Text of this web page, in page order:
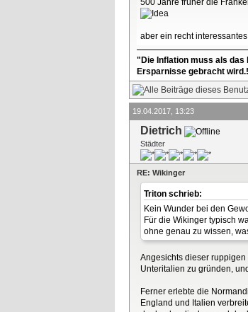
aber ein recht
"Die Inflation muss als das
Ersparnisse gebracht
19.04.2017, 13:23
Dietrich
Städter
RE: Wikinger
Triton schrieb:
Kein Wunder bei den
Für die Wikinger typisch
ohne genau zu wissen,
Angesichts dieser
Unteritalien zu gründen,
Ferner erlebte die
England und Italien